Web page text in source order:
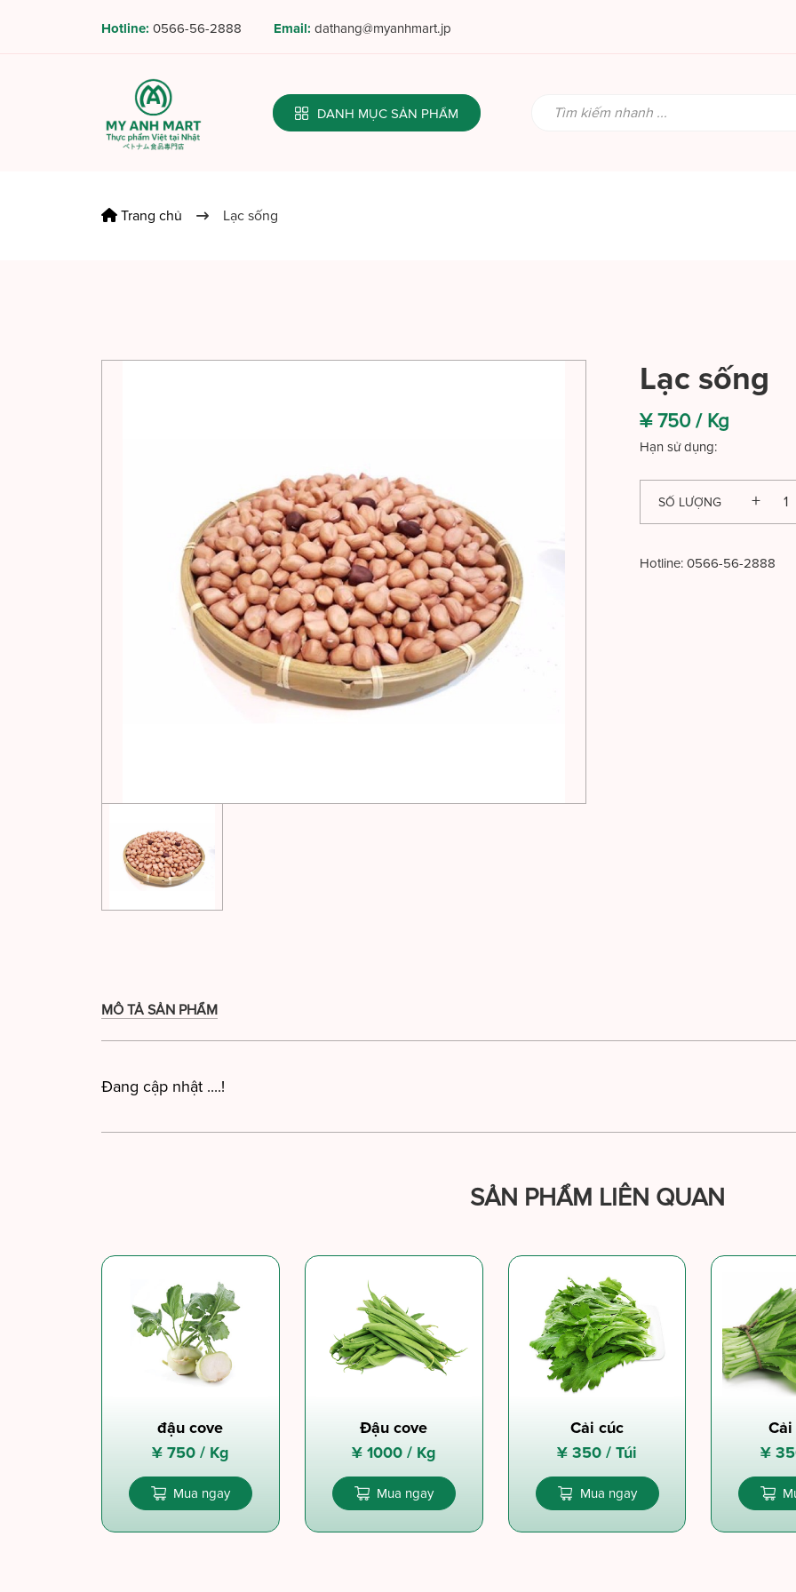
Hotline: 0566-56-2888 Email: dathang@myanhmart.jp
DANH MỤC SẢN PHẨM
Trang chủ Lạc sống
Lạc sống
¥ 750 / Kg
Hạn sử dụng:
SỐ LƯỢNG
Hotline: 0566-56-2888
MÔ TẢ SẢN PHẨM
Đang cập nhật ....!
SẢN PHẨM LIÊN QUAN
đậu cove
¥ 750 / Kg
Mua ngay
Đậu cove
¥ 1000 / Kg
Mua ngay
Cải cúc
¥ 350 / Túi
Mua ngay
¥